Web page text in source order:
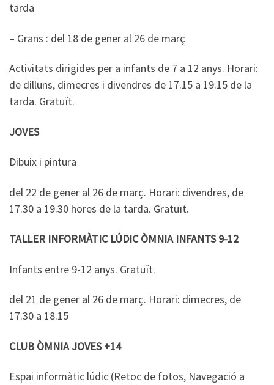
tarda
– Grans : del 18 de gener al 26 de març
Activitats dirigides per a infants de 7 a 12 anys. Horari:
de dilluns, dimecres i divendres de 17.15 a 19.15 de la
tarda. Gratuït.
JOVES
Dibuix i pintura
del 22 de gener al 26 de març. Horari: divendres, de
17.30 a 19.30 hores de la tarda. Gratuït.
TALLER INFORMÀTIC LÚDICÒMNIA INFANTS 9-12
Infants entre 9-12 anys. Gratuït.
del 21 de gener al 26 de març. Horari: dimecres, de
17.30 a 18.15
CLUB ÒMNIA JOVES +14
Espai informàtic lúdic (Retoc de fotos, Navegació a